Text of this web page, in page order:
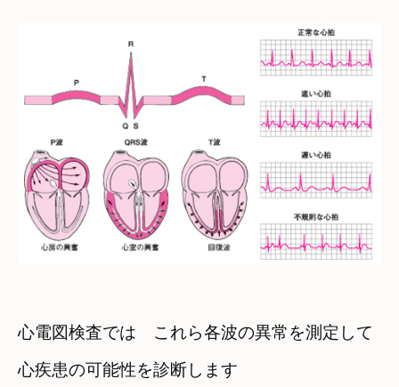
心電図検査では　これら各波の異常を測定して
心疾患の可能性を診断します